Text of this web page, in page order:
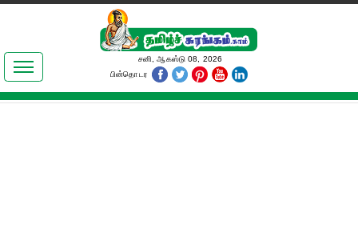
இலக்கியங்கள்
தமிழ் உலகம்
சனி, ஆகஸ்டு 08, 2026
பின்தொடர